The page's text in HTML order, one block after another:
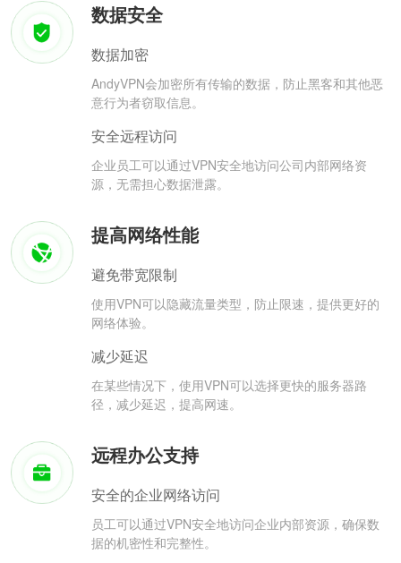
数据安全
数据加密
AndyVPN会加密所有传输的数据，防止黑客和其他恶
意行为者窃取信息。
安全远程访问
企业员工可以通过VPN安全地访问公司内部网络资
源，无需担心数据泄露。
提高网络性能
避免带宽限制
使用VPN可以隐藏流量类型，防止限速，提供更好的
网络体验。
减少延迟
在某些情况下，使用VPN可以选择更快的服务器路
径，减少延迟，提高网速。
远程办公支持
安全的企业网络访问
员工可以通过VPN安全地访问企业内部资源，确保数
据的机密性和完整性。